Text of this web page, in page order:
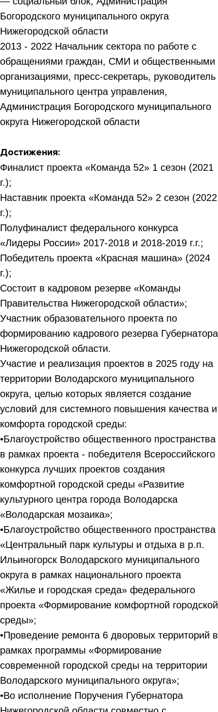
Богородского муниципального округа
Нижегородской области
2013 - 2022 Начальник сектора по работе с
обращениями граждан, СМИ и общественными
организациями, пресс-секретарь, руководитель
муниципального центра управления,
Администрация Богородского муниципального
округа Нижегородской области
Достижения:
Финалист проекта «Команда 52» 1 сезон (2021
г.);
Наставник проекта «Команда 52» 2 сезон (2022
г.);
Полуфиналист федерального конкурса
«Лидеры России» 2017-2018 и 2018-2019 г.г.;
Победитель проекта «Красная машина» (2024
г.);
Состоит в кадровом резерве «Команды
Правительства Нижегородской области»;
Участник образовательного проекта по
формированию кадрового резерва Губернатора
Нижегородской области.
Участие и реализация проектов в 2025 году на
территории Володарского муниципального
округа, целью которых является создание
условий для системного повышения качества и
комфорта городской среды:
•Благоустройство общественного пространства
в рамках проекта - победителя Всероссийского
конкурса лучших проектов создания
комфортной городской среды «Развитие
культурного центра города Володарска
«Володарская мозаика»;
•Благоустройство общественного пространства
«Центральный парк культуры и отдыха в р.п.
Ильиногорск Володарского муниципального
округа в рамках национального проекта
«Жилье и городская среда» федерального
проекта «Формирование комфортной городской
среды»;
•Проведение ремонта 6 дворовых территорий в
рамках программы «Формирование
современной городской среды на территории
Володарского муниципального округа»;
•Во исполнение Поручения Губернатора